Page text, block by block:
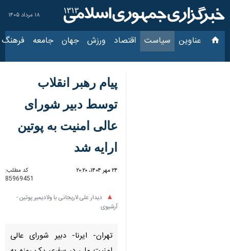
۱۸ مرداد ۱۴۰۵
عناوین‌ سیاست اقتصاد ورزش جهان جامعه فرهنگ
پیام رهبر انقلاب توسط
دبیر شورای عالی امنیت
به پوتین ارایه شد
۲۴ مهر ۱۴۰۴، ۲۰:۲۰
دیدار علی لاریجانی با ولادیمیر پوتین -
تهران- ایرنا- دبیر شورای عالی
امنیت ملی در سفری یک روزه به
مسکو با ولادیمیر پوتین